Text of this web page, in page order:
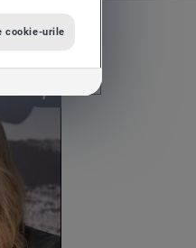
cookie-urile